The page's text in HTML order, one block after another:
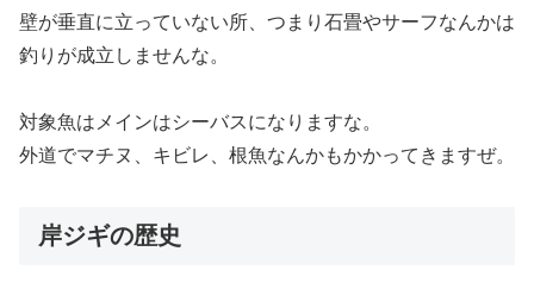
壁が垂直に立っていない所、つまり石畳やサーフなんかは
釣りが成立しませんな。
対象魚はメインはシーバスになりますな。
外道でマチヌ、キビレ、根魚なんかもかかってきますぜ。
岸ジギの歴史